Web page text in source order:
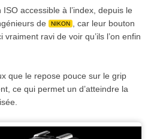
accessible à l’index, depuis le
de
NIKON , car leur bouton
ravi de voir qu’ils l’on enfin
que le repose pouce sur le grip
ce qui permet un d’atteindre la